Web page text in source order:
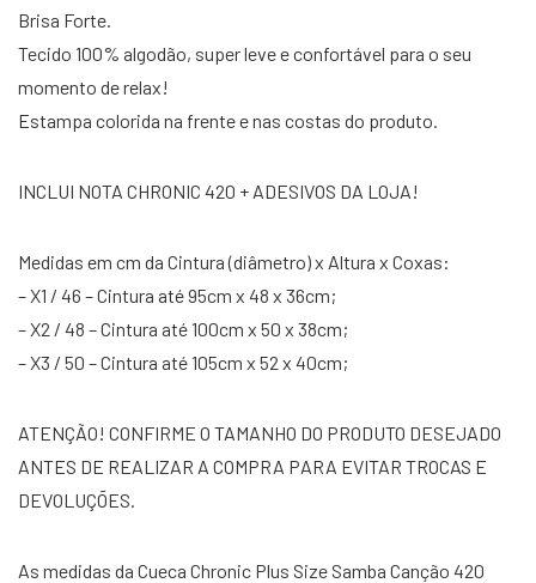
Brisa Forte.
Tecido 100% algodão, super leve e confortável para o seu
momento de relax!
Estampa colorida na frente e nas costas do produto.
INCLUI NOTA CHRONIC 420 + ADESIVOS DA LOJA!
Medidas em cm da Cintura (diâmetro) x Altura x Coxas:
– X1 / 46 – Cintura até 95cm x 48 x 36cm;
– X2 / 48 – Cintura até 100cm x 50 x 38cm;
– X3 / 50 – Cintura até 105cm x 52 x 40cm;
ATENÇÃO! CONFIRME O TAMANHO DO PRODUTO DESEJADO
ANTES DE REALIZAR A COMPRA PARA EVITAR TROCAS E
DEVOLUÇÕES.
As medidas da Cueca Chronic Plus Size Samba Canção 420